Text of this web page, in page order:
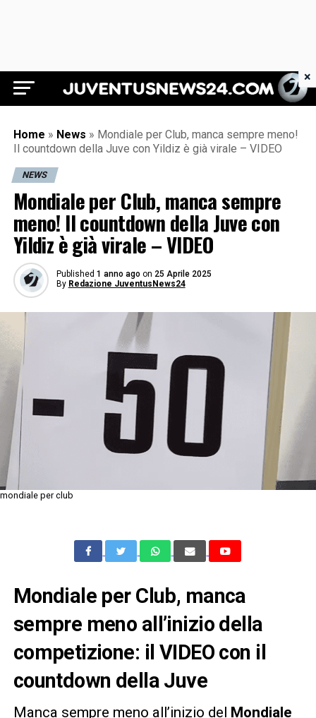
Juventus News 24
Home » News » Mondiale per Club, manca sempre meno!
Il countdown della Juve con Yildiz è già virale – VIDEO
NEWS
Mondiale per Club, manca sempre
meno! Il countdown della Juve con
Yildiz è già virale – VIDEO
Published 1 anno ago on 25 Aprile 2025
By Redazione JuventusNews24
mondiale per club
Mondiale per Club, manca
sempre meno all’inizio della
competizione: il VIDEO con il
countdown della Juve
Manca sempre meno all’inizio del Mondiale
×